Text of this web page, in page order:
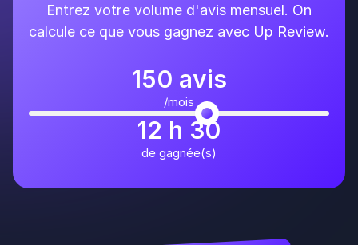
Entrez votre volume d'avis mensuel. On
calcule ce que vous gagnez avec Up Review.
150 avis
/mois
12 h 30
de gagnée(s)